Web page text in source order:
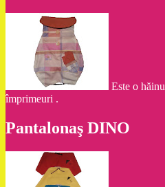
Este o
împrimeuri .
Pantalonaş DINO